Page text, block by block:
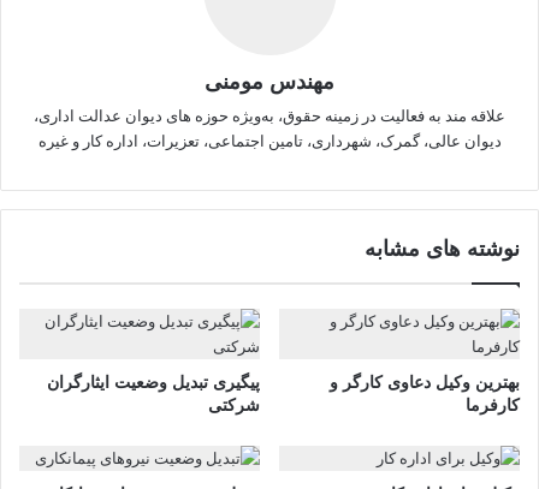
مهندس مومنی
علاقه مند به فعالیت در زمینه حقوق، به‌ویژه حوزه های دیوان عدالت اداری،
دیوان عالی، گمرک، شهرداری، تامین اجتماعی، تعزیرات، اداره کار و غیره
نوشته های مشابه
بهترین وکیل دعاوی کارگر و
کارفرما
پیگیری تبدیل وضعیت ایثارگران
شرکتی